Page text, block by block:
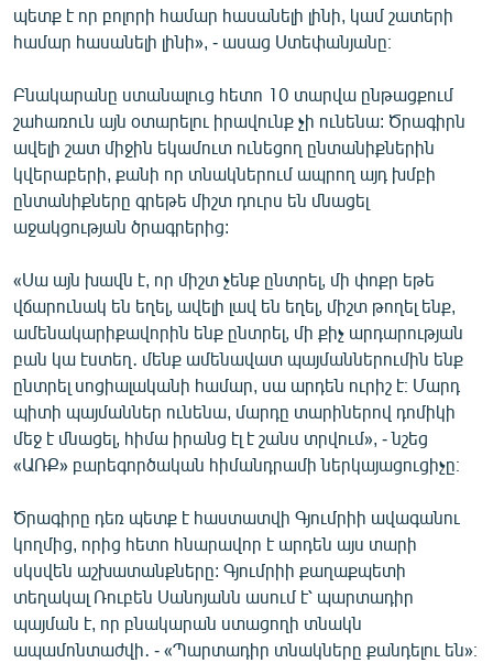
պետք է որ բոլորի համար հասանելի լինի, կամ շատերի
համար հասանելի լինի», - ասաց Ստեփանյանը։
Բնակարանը ստանալուց հետո 10 տարվա ընթացքում
շահառուն այն օտարելու իրավունք չի ունենա: Ծրագիրն
ավելի շատ միջին եկամուտ ունեցող ընտանիքներին
կվերաբերի, քանի որ տնակներում ապրող այդ խմբի
ընտանիքները գրեթե միշտ դուրս են մնացել
աջակցության ծրագրերից:
«Սա այն խավն է, որ միշտ չենք ընտրել, մի փոքր եթե
վճարունակ են եղել, ավելի լավ են եղել, միշտ թողել ենք,
ամենակարիքավորին ենք ընտրել, մի քիչ արդարության
բան կա էստեղ․ մենք ամենավատ պայմաններումին ենք
ընտրել սոցիալականի համար, սա արդեն ուրիշ է։ Մարդ
պիտի պայմաններ ունենա, մարդը տարիներով դոմիկի
մեջ է մնացել, հիմա իրանց էլ է շանս տրվում», - նշեց
«ԱՌՔ» բարեգործական հիմանդրամի ներկայացուցիչը։
Ծրագիրը դեռ պետք է հաստատվի Գյումրիի ավագանու
կողմից, որից հետո հնարավոր է արդեն այս տարի
սկսվեն աշխատանքները: Գյումրիի քաղաքպետի
տեղակալ Ռուբեն Սանոյանն ասում է՝ պարտադիր
պայման է, որ բնակարան ստացողի տնակն
ապամոնտաժվի․ - «Պարտադիր տնակները քանդելու են»։